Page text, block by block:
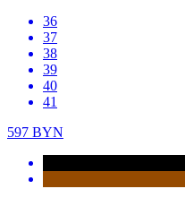
36
37
38
39
40
41
597 BYN